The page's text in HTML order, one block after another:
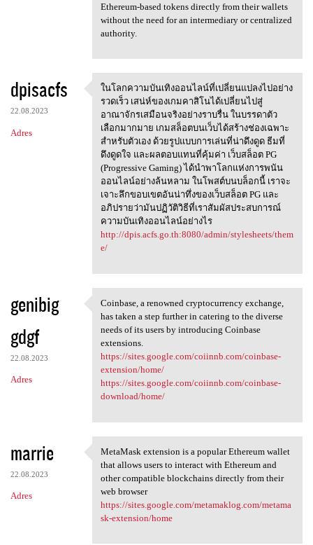
Ethereum-based tokens directly from their wallets
without the need for an intermediary or centralized
authority.
dpisacfs
22.08.2023
Adres
ในโลกความบันเทิงออนไลน์ที่เปล
ในโลกความบันเทิงออนไลน์ที่เปลี่ยนแปลงไปอย่าง
รวดเร็ว เสน่ห์ของเกมคาสิโนได้เปลี่ยนไปสู่
อาณาจักรเสมือนจริงอย่างราบรื่น ในบรรดาตัว
เลือกมากมาย เกมสล็อตบนเว็บได้สร้างช่องเฉพาะ
สำหรับตัวเอง ด้วยรูปแบบการเล่นที่น่าดึงดูด ธีมที่
ดึงดูดใจ และผลตอบแทนที่คุ้มค่า เว็บสล็อต PG
(Progressive Gaming) ได้นำพาโลกแห่งการพนัน
ออนไลน์อย่างล้นหลาม ในโพสต์บนบล็อกนี้ เราจะ
เจาะลึกขอบเขตอันน่าทึ่งของเว็บสล็อต PG และ
อภิปรายว่ามันปฏิวัติวิธีที่เราสัมผัสประสบการณ์
ความบันเทิงออนไลน์อย่างไร
http://dpis.acfs.go.th:8080/admin/stylesheets/them
e/
genibig
gdgf
22.08.2023
Adres
Coinbase, a renowned
Coinbase, a renowned cryptocurrency exchange,
has taken a step further in catering to the diverse
needs of its users by introducing Coinbase
extensions.
https://sites.google.com/coiinnb.com/coinbase-
extension/home/
https://sites.google.com/coiinnb.com/coinbase-
download/home/
marrie
22.08.2023
Adres
MetaMask extension is a
MetaMask extension is a popular Ethereum wallet
that allows users to interact with Ethereum and
other compatible blockchains directly from their
web browser
https://sites.google.com/metamaklog.com/metama
sk-extension/home